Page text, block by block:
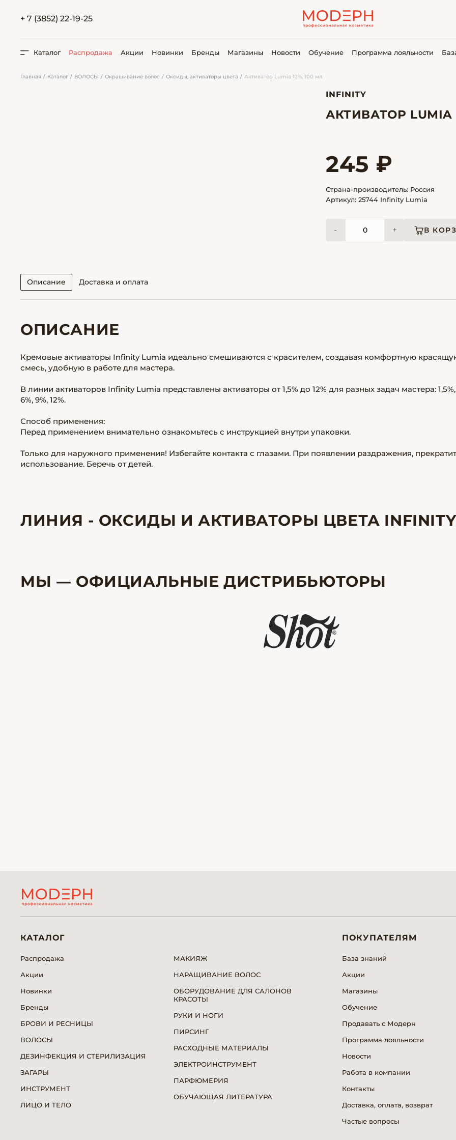
+ 7 (3852) 22-19-25
Каталог Распродажа Акции Новинки Бренды Магазины Новости Обучение Программа лояльности
Главная Каталог ВОЛОСЫ Окрашивание волос Оксиды, активаторы цвета Активатор Lumia 12%, 100 мл
INFINITY
АКТИВАТОР LUMIA
245 ₽
Страна-производитель: Россия
Артикул: 25744 Infinity Lumia
- + В
Описание Доставка и оплата
ОПИСАНИЕ
Кремовые активаторы Infinity Lumia идеально смешиваются с красителем, создавая комфортную
смесь, удобную в работе для мастера.
В линии активаторов Infinity Lumia представлены активаторы от 1,5% до 12% для разных задач мастера: 1,5%,
6%, 9%, 12%.
Способ применения:
Перед применением внимательно ознакомьтесь с инструкцией внутри упаковки.
Только для наружного применения! Избегайте контакта с глазами. При появлении раздражения,
использование. Беречь от детей.
ЛИНИЯ - ОКСИДЫ И АКТИВАТОРЫ ЦВЕТА INFINITY
МЫ — ОФИЦИАЛЬНЫЕ ДИСТРИБЬЮТОРЫ
КАТАЛОГ
Распродажа
Акции
Новинки
Бренды
БРОВИ И РЕСНИЦЫ
ВОЛОСЫ
ДЕЗИНФЕКЦИЯ И СТЕРИЛИЗАЦИЯ
ЗАГАРЫ
ИНСТРУМЕНТ
ЛИЦО И ТЕЛО
МАКИЯЖ
НАРАЩИВАНИЕ ВОЛОС
ОБОРУДОВАНИЕ ДЛЯ САЛОНОВ
КРАСОТЫ
РУКИ И НОГИ
ПИРСИНГ
РАСХОДНЫЕ МАТЕРИАЛЫ
ЭЛЕКТРОИНСТРУМЕНТ
ПАРФЮМЕРИЯ
ОБУЧАЮЩАЯ ЛИТЕРАТУРА
ПОКУПАТЕЛЯМ
База знаний
Акции
Магазины
Обучение
Продавать с Модерн
Программа лояльности
Новости
Работа в компании
Контакты
Доставка, оплата, возврат
Частые вопросы